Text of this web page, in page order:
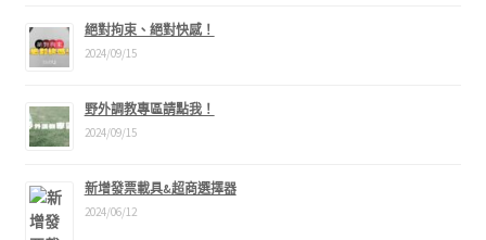
絕對拘束、絕對快感！
2024/09/15
野外調教專區請點我！
2024/09/15
新增發票載具&超商選擇器
2024/06/12